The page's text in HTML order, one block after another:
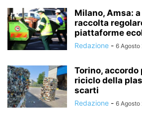
Milano, Amsa:
raccolta
piattaforme
Redazione - 6 Agosto
Torino,
riciclo della
scarti
Redazione - 6 Agosto